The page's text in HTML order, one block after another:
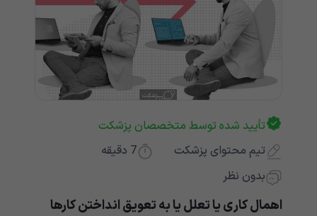
تأیید شده توسط متخصصان پزشکت
تیم محتوای پزشکت
7 دقیقه
بدون نظر
اهمال کاری یا تعلل یا به تعویق انداختن کارها